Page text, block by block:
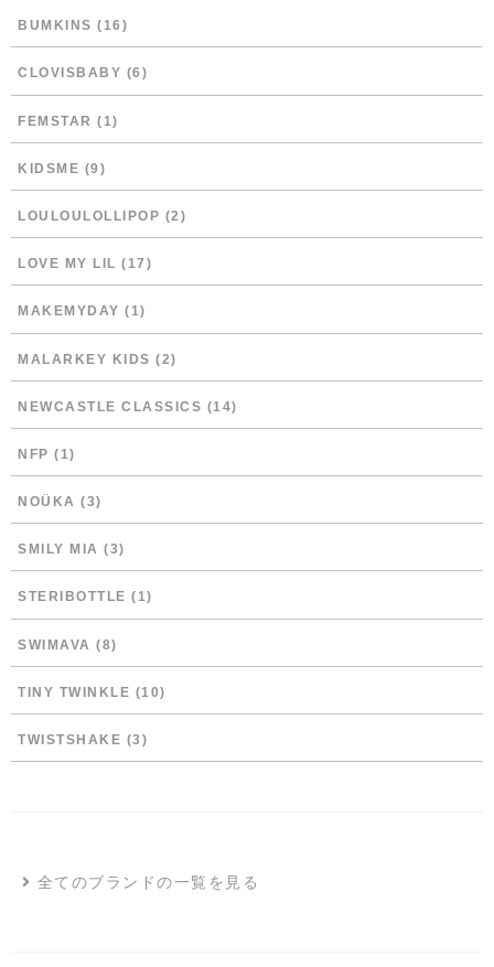
BUMKINS (16)
CLOVISBABY (6)
FEMSTAR (1)
KIDSME (9)
LOULOULOLLIPOP (2)
LOVE MY LIL (17)
MAKEMYDAY (1)
MALARKEY KIDS (2)
NEWCASTLE CLASSICS (14)
NFP (1)
NOÜKA (3)
SMILY MIA (3)
STERIBOTTLE (1)
SWIMAVA (8)
TINY TWINKLE (10)
TWISTSHAKE (3)
全てのブランドの一覧を見る